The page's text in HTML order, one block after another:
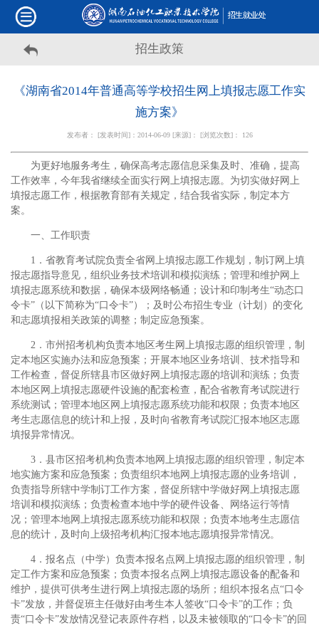
招生政策
《湖南省2014年普通高等学校招生网上填报志愿工作实
施方案》
发布者： [发表时间]：2014-06-09 [来源]： [浏览次数]： 126
为更好地服务考生，确保高考志愿信息采集及时、准确，提高
工作效率，今年我省继续全面实行网上填报志愿。为切实做好网上
填报志愿工作，根据教育部有关规定，结合我省实际，制定本方
案。
一、工作职责
1．省教育考试院负责全省网上填报志愿工作规划，制订网上填
报志愿指导意见，组织业务技术培训和模拟演练；管理和维护网上
填报志愿系统和数据，确保本级网络畅通；设计和印制考生“动态口
令卡”（以下简称为“口令卡”）；及时公布招生专业（计划）的变化
和志愿填报相关政策的调整；制定应急预案。
2．市州招考机构负责本地区考生网上填报志愿的组织管理，制
定本地区实施办法和应急预案；开展本地区业务培训、技术指导和
工作检查，督促所辖县市区做好网上填报志愿的培训和演练；负责
本地区网上填报志愿硬件设施的配套检查，配合省教育考试院进行
系统测试；管理本地区网上填报志愿系统功能和权限；负责本地区
考生志愿信息的统计和上报，及时向省教育考试院汇报本地区志愿
填报异常情况。
3．县市区招考机构负责本地网上填报志愿的组织管理，制定本
地实施方案和应急预案；负责组织本地网上填报志愿的业务培训，
负责指导所辖中学制订工作方案，督促所辖中学做好网上填报志愿
培训和模拟演练；负责检查本地中学的硬件设备、网络运行等情
况；管理本地网上填报志愿系统功能和权限；负责本地考生志愿信
息的统计，及时向上级招考机构汇报本地志愿填报异常情况。
4．报名点（中学）负责本报名点网上填报志愿的组织管理，制
定工作方案和应急预案；负责本报名点网上填报志愿设备的配备和
维护，提供可供考生进行网上填报志愿的场所；组织本报名点“口令
卡”发放，并督促班主任做好由考生本人签收“口令卡”的工作；负
责“口令卡”发放情况登记表原件存档，以及未被领取的“口令卡”的回